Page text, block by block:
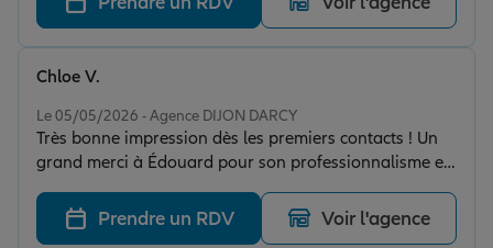
agence, l’équipe a su tout reprendre efficacement et
remettre ma situation en ordre. Un accompagnement
sérieux et rassurant.
Le 05/05/2026 - Agence DIJON DARCY
Très bonne impression dès les premiers contacts ! Un
grand merci à Édouard pour son professionnalisme et
son savoir-faire. Après une mauvaise expérience avec
mon ancien assureur, cette rencontre a été un vrai
soulagement. Je suis aujourd’hui très satisfaite.
Chloe V.
Prendre un RDV Voir l'agence